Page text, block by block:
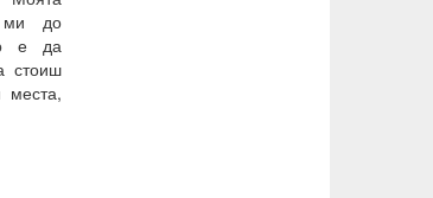
ми до
е да
стоиш
места,